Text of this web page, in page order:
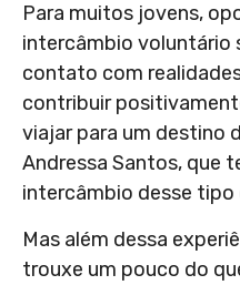
Para muitos jovens,
intercâmbio voluntário
contato com
contribuir
viajar para um destino
Andressa Santos, que
intercâmbio desse tipo
Mas além dessa
trouxe um pouco do